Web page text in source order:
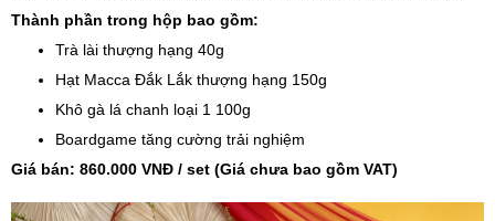
Thành phần trong hộp bao gồm:
Trà lài thượng hạng 40g
Hạt Macca Đắk Lắk thượng hạng 150g
Khô gà lá chanh loại 1 100g
Boardgame tăng cường trải nghiệm
Giá bán: 860.000 VNĐ / set (Giá chưa bao gồm VAT)